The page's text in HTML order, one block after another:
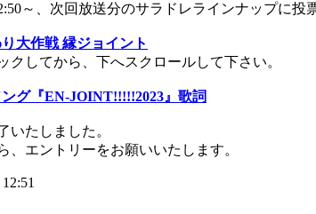
～、次回放送分のサラドレラインナップに投
大作戦 縁ジョイント
してから、下へスクロールして下さい。
グ『EN-JOINT!!!!!2023』歌詞
たしました。
エントリーをお願いいたします。